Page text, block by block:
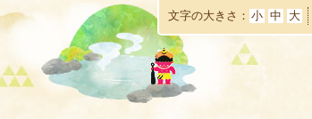
本
文
へ
移
動
文字の大きさ 小 中 大